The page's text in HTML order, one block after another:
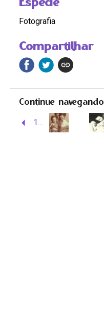
Compartilhar
Fotografia
Continue navegando
17. Com os filhos Marcos e Pedro.jpg